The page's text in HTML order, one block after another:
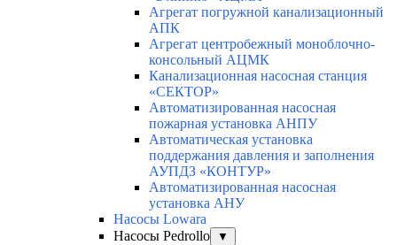
Агрегат погружной канализационный
АПК
Агрегат центробежный моноблочно-
консольный АЦМК
Канализационная насосная станция
«СЕКТОР»
Автоматизированная насосная
пожарная установка АНПУ
Автоматическая установка
поддержания давления и заполнения
АУПДЗ «КОНТУР»
Автоматизированная насосная
установка АНУ
Насосы Lowara
Насосы Pedrollo
▼